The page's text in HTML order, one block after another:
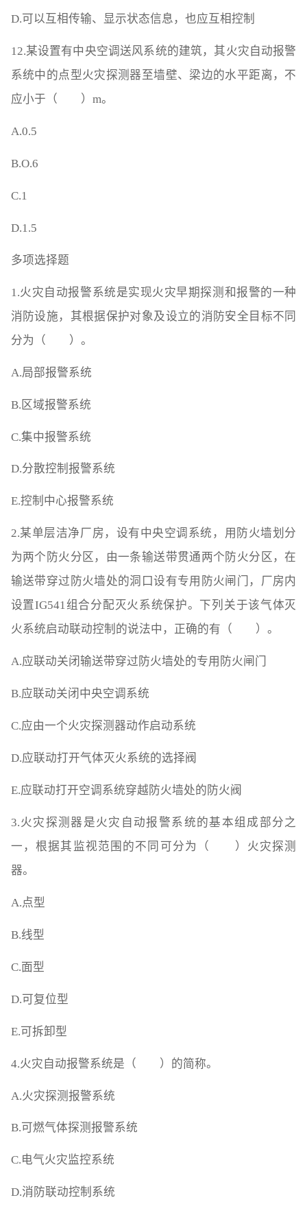
D.可以互相传输、显示状态信息，也应互相控制
12.某设置有中央空调送风系统的建筑，其火灾自动报警
系统中的点型火灾探测器至墙壁、梁边的水平距离，不
应小于（ ）m。
A.0.5
B.O.6
C.1
D.1.5
多项选择题
1.火灾自动报警系统是实现火灾早期探测和报警的一种
消防设施，其根据保护对象及设立的消防安全目标不同
分为（ ）。
A.局部报警系统
B.区域报警系统
C.集中报警系统
D.分散控制报警系统
E.控制中心报警系统
2.某单层洁净厂房，设有中央空调系统，用防火墙划分
为两个防火分区，由一条输送带贯通两个防火分区，在
输送带穿过防火墙处的洞口设有专用防火闸门，厂房内
设置IG541组合分配灭火系统保护。下列关于该气体灭
火系统启动联动控制的说法中，正确的有（ ）。
A.应联动关闭输送带穿过防火墙处的专用防火闸门
B.应联动关闭中央空调系统
C.应由一个火灾探测器动作启动系统
D.应联动打开气体灭火系统的选择阀
E.应联动打开空调系统穿越防火墙处的防火阀
3.火灾探测器是火灾自动报警系统的基本组成部分之
一，根据其监视范围的不同可分为（ ）火灾探测
器。
A.点型
B.线型
C.面型
D.可复位型
E.可拆卸型
4.火灾自动报警系统是（ ）的简称。
A.火灾探测报警系统
B.可燃气体探测报警系统
C.电气火灾监控系统
D.消防联动控制系统